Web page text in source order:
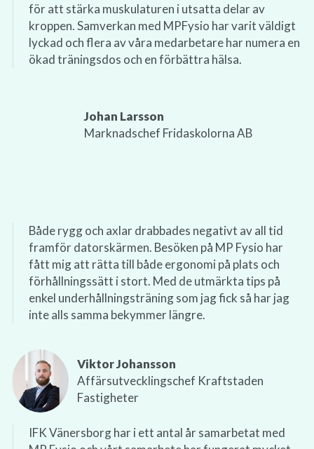
för att stärka muskulaturen i utsatta delar av
kroppen. Samverkan med MPFysio har varit väldigt
lyckad och flera av våra medarbetare har numera en
ökad träningsdos och en förbättra hälsa.
Johan Larsson
Marknadschef Fridaskolorna AB
Både rygg och axlar drabbades negativt av all tid
framför datorskärmen. Besöken på MP Fysio har
fått mig att rätta till både ergonomi på plats och
förhållningssätt i stort. Med de utmärkta tips på
enkel underhållningsträning som jag fick så har jag
inte alls samma bekymmer längre.
Viktor Johansson
Affärsutvecklingschef Kraftstaden
Fastigheter
IFK Vänersborg har i ett antal år samarbetat med